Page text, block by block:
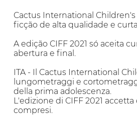
Cactus International
ficção de alta qualidade e
A edição CIFF 2021 só aceita
abertura e final.
ITA - Il Cactus International
lungometraggi e
della prima adolescenza.
L'edizione di CIFF 2021
compresi.